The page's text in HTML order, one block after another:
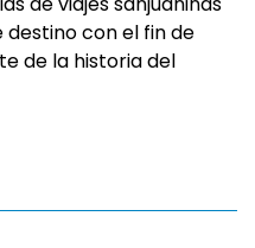
con el fin de
de la historia del